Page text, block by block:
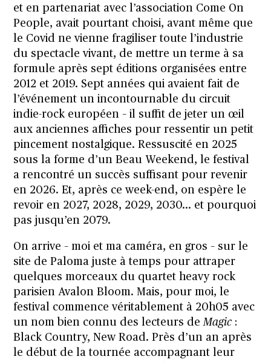
et en partenariat avec l’association Come On
People, avait pourtant choisi, avant même que
le Covid ne vienne fragiliser toute l’industrie
du spectacle vivant, de mettre un terme à sa
formule après sept éditions organisées entre
2012 et 2019. Sept années qui avaient fait de
l’événement un incontournable du circuit
indie-rock européen – il suffit de jeter un œil
aux anciennes affiches pour ressentir un petit
pincement nostalgique. Ressuscité en 2025
sous la forme d’un Beau Weekend, le festival
a rencontré un succès suffisant pour revenir
en 2026. Et, après ce week-end, on espère le
revoir en 2027, 2028, 2029, 2030… et pourquoi
pas jusqu’en 2079.
On arrive – moi et ma caméra, en gros – sur le
site de Paloma juste à temps pour attraper
quelques morceaux du quartet heavy rock
parisien Avalon Bloom. Mais, pour moi, le
festival commence véritablement à 20h05 avec
un nom bien connu des lecteurs deMagic:
Black Country, New Road. Près d’un an après
le début de la tournée accompagnant leur